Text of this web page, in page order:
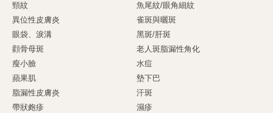
頸紋
魚尾紋/眼角細紋
異位性皮膚炎
雀斑與曬斑
眼袋、淚溝
黑斑/肝斑
顴骨母斑
老人斑脂漏性角化
瘦小臉
水痘
蘋果肌
墊下巴
脂漏性皮膚炎
汗斑
帶狀皰疹
濕疹